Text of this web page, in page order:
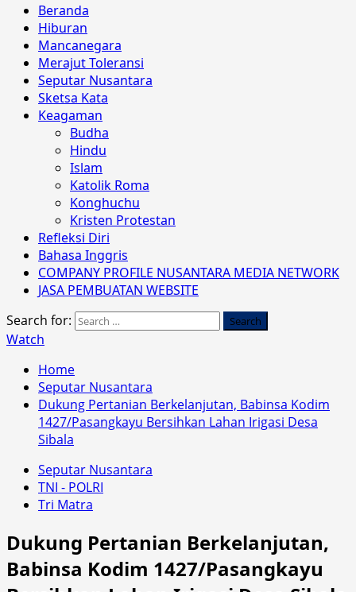
Beranda
Hiburan
Mancanegara
Merajut Toleransi
Seputar Nusantara
Sketsa Kata
Keagaman
Budha
Hindu
Islam
Katolik Roma
Konghuchu
Kristen Protestan
Refleksi Diri
Bahasa Inggris
COMPANY PROFILE NUSANTARA MEDIA NETWORK
JASA PEMBUATAN WEBSITE
Search for:
Watch
Home
Seputar Nusantara
Dukung Pertanian Berkelanjutan, Babinsa Kodim
1427/Pasangkayu Bersihkan Lahan Irigasi Desa
Sibala
Seputar Nusantara
TNI - POLRI
Tri Matra
Dukung Pertanian Berkelanjutan,
Babinsa Kodim 1427/Pasangkayu